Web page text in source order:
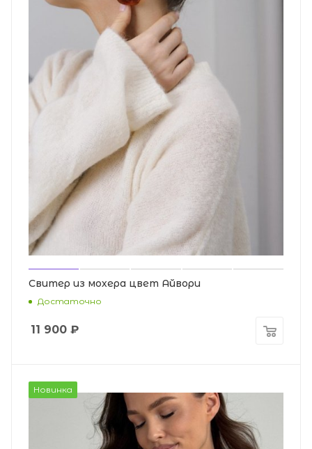
Свитер из мохера цвет Айвори
Достаточно
11 900 ₽
Новинка